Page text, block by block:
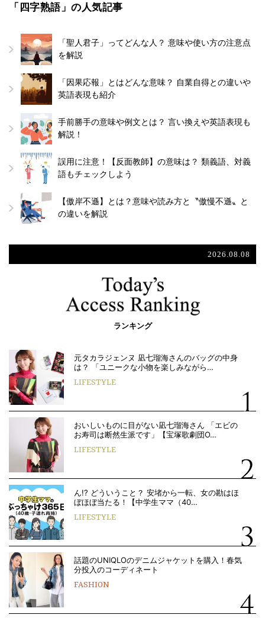
「四字熟語」の人気記事
「聖人君子」ってどんな人？ 意味や使い方の注意点
を解説
「因果応報」とはどんな意味？ 自業自得との違いや
英語表現も紹介
手前勝手の意味や例文とは？ 言い換えや英語表現も
解説！
誤用に注意！【反面教師】の意味は？ 類義語、対義
語もチェックしよう
【傲岸不遜】とは？意味や読み方と〝傲慢不遜〟と
の違いを解説
2026.08.08
ランキング
元タカラジェンヌ 凪七瑠海さんのバッグの中身
は？ 「ユニークな小物を楽しみながら…
LIFESTYLE
おいしいものに目がない凪七瑠海さん 「エビの
お寿司は断然生派です」【宝塚歌劇団O…
LIFESTYLE
ん!? どういうこと？ 安堵から一転、女の勘はほ
ぼほぼ当たる！【中学生ママ（40…
LIFESTYLE
話題のUNIQLOのデニムジャケットを購入！春気
分投入のコーディネート
FASHION